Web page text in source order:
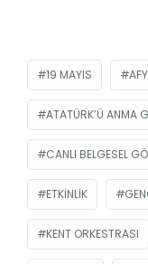
19 MAYIS
ATATÜRK’Ü ANMA
CANLI BELGESEL
ETKINLIK
KENT ORKESTRASI